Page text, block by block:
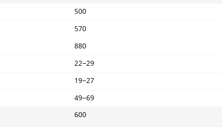
500
570
880
22−29
19−27
49−69
600